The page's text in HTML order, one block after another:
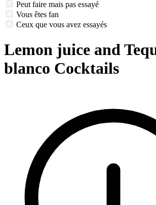
Peut faire mais pas essayé
Vous êtes fan
Ceux que vous avez essayés
Lemon juice and
blanco Cocktails